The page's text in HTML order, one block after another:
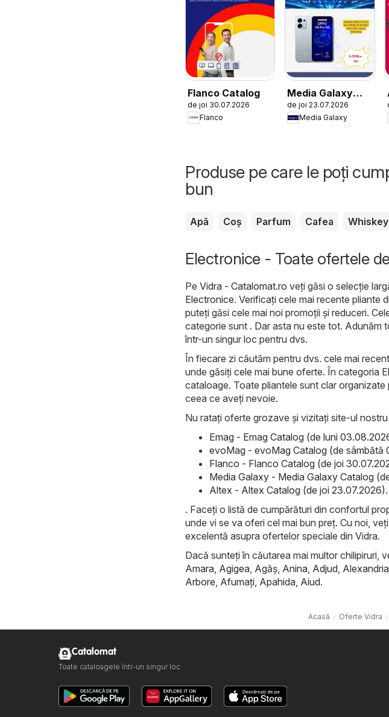
Flanco Catalog
de joi 30.07.2026
Flanco
Media Galaxy
Catalog
de joi 23.07.2026
Media Galaxy
Produse pe care le poți
bun
Apă Coș Parfum Cafea Whiskey
Electronice - Toate ofertele
Pe Vidra - Catalomat.ro veți găsi o selecție
Electronice. Verificați cele mai recente pliante
puteți găsi cele mai noi promoții și reduceri.
categorie sunt . Dar asta nu este tot. Adunăm
într-un singur loc pentru dvs.
În fiecare zi căutăm pentru dvs. cele mai
unde găsiți cele mai bune oferte. În categoria
cataloage. Toate pliantele sunt clar
ceea ce aveți nevoie.
Nu ratați oferte grozave și vizitați site-ul
Emag - Emag Catalog (de luni
evoMag - evoMag Catalog (de sâmbătă
Flanco - Flanco Catalog (de joi
Media Galaxy - Media Galaxy Catalog
Altex - Altex Catalog (de joi 23.07.2026).
. Faceți o listă de cumpărături din confortul
unde vi se va oferi cel mai bun preț. Cu noi,
excelentă asupra ofertelor speciale din Vidra.
Dacă sunteți în căutarea mai multor chilipiruri,
Amara Agigea Agăş Anina Adjud Alexandria
Arbore Afumaţi Apahida Aiud.
Acasă Oferte Vidra
Catalomat
Toate cataloagele într-un singur loc